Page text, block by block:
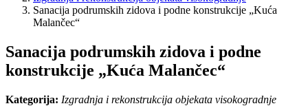
Sanacija podrumskih zidova i podne konstrukcije „Kuća
Malančec“
Sanacija podrumskih zidova i podne
konstrukcije „Kuća Malančec“
Kategorija: Izgradnja i rekonstrukcija objekata visokogradnje